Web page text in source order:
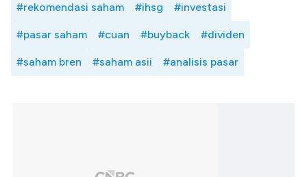
#rekomendasi saham #ihsg #investasi
#pasar saham #cuan #buyback #dividen
#saham bren #saham asii #analisis pasar